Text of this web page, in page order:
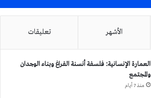
الأشهر تعليقات
العمارة الإنسانية: فلسفة أنسنة الفراغ وبناء الوجدان
والمجتمع
منذ 7 أيام